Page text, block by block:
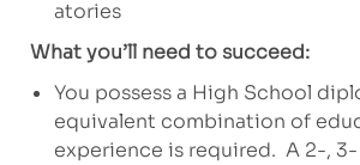
atories
What you’ll need to succeed:
You possess a High School
equivalent combination of
experience is required. A 2-,